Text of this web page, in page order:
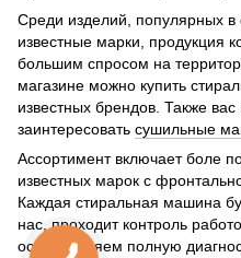
Среди изделий, популярных в
известные марки, продукция
большим спросом на
магазине можно купить
известных брендов. Также вас
заинтересовать сушильные
Ассортимент включает боле
известных марок с
Каждая стиральная машина
нас, проходит контроль
осуществляем полную